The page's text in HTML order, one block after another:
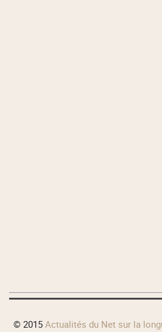
© 2015 Actualités du Net sur la